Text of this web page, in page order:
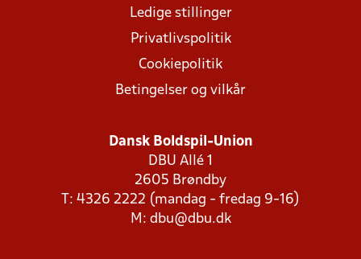
Ledige stillinger
Privatlivspolitik
Cookiepolitik
Betingelser og vilkår
Dansk Boldspil-Union
DBU Allé 1
2605 Brøndby
T: 4326 2222 (mandag - fredag 9-16)
M: dbu@dbu.dk